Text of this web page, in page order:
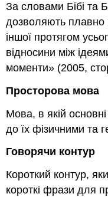
За словами Бібі та
дозволяють плавно
іншої протягом
відносини між
моменти» (2005,
Просторова мова
Мова, в якій
до їх фізичними та
Говорячи контур
Короткий контур,
короткі фрази для